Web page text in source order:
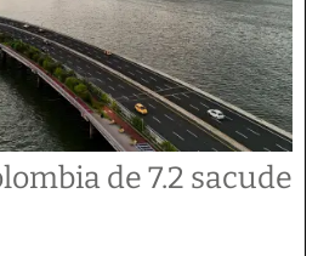
de 7.2 sacude